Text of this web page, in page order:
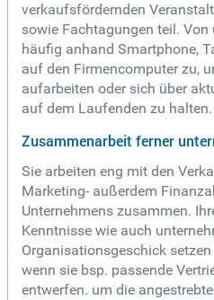
verkaufsfördernden
sowie Fachtagungen teil.
häufig anhand Smartphone,
auf den Firmencomputer zu,
aufarbeiten oder sich über
auf dem Laufenden zu halten.
Zusammenarbeit ferner
Sie arbeiten eng mit den
Marketing- außerdem
Unternehmens zusammen.
Kenntnisse wie auch
Organisationsgeschick
wenn sie bsp. passende
entwerfen. um die